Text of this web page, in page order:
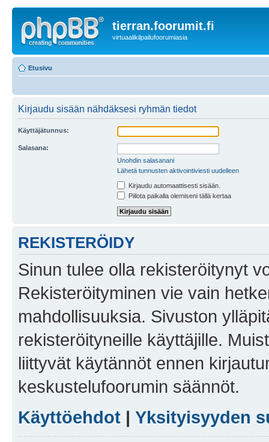
tierran.foorumit.fi
virtuaalikilpailufoorumiasia
Etusivu
Kirjaudu sisään nähdäksesi ryhmän tiedot
Käyttäjätunnus:
Salasana:
Unohdin salasanani
Lähetä tunnusten aktivointiviesti uudelleen
Kirjaudu automaattisesti sisään.
Piilota paikalla olemiseni tällä kertaa
REKISTERÖIDY
Sinun tulee olla rekisteröitynyt
Rekisteröityminen vie vain
mahdollisuuksia. Sivuston
rekisteröityneille käyttäjille.
liittyvät käytännöt ennen
keskustelufoorumin säännöt.
Käyttöehdot | Yksityisyyden